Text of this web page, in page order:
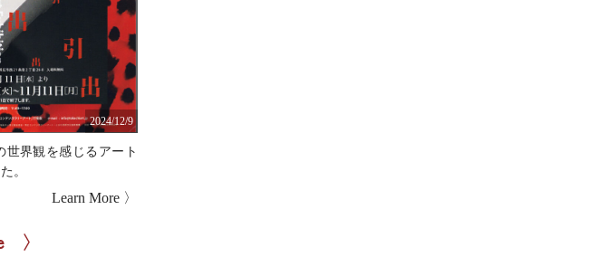
2024/12/9
界観を感じるアート
。
Learn More 〉
〉